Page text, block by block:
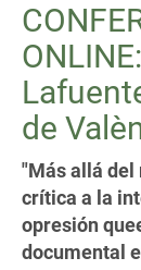
de
"Más allá del
crítica a la
opresión
documental